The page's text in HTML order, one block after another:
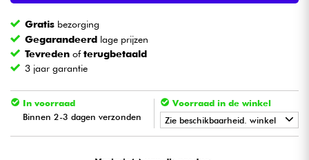
Blaasinstrument
Kinderen
Gratis bezorging
Gegarandeerd lage prijzen
Tevreden ofterugbetaald
3 jaar garantie
In voorraad
Binnen 2-3 dagen verzonden
Voorraad in de winkel
Zie beschikbaarheid. winkel